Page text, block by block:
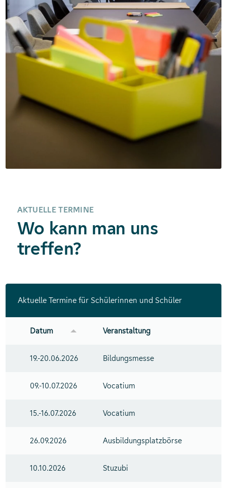
AKTUELLE TERMINE
Wo kann man uns
treffen?
Aktuelle Termine für Schülerinnen und Schüler
Datum Veranstaltung
19.-20.06.2026 Bildungsmesse
09.-10.07.2026 Vocatium
15.-16.07.2026 Vocatium
26.09.2026 Ausbildungsplatzbörse
10.10.2026 Stuzubi